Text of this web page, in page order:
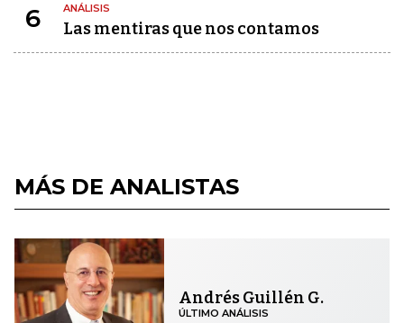
6 ANÁLISIS
Las mentiras que nos contamos
MÁS DE ANALISTAS
Andrés Guillén G.
ÚLTIMO ANÁLISIS